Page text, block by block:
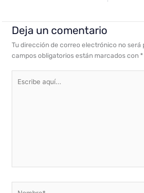
Deja un comentario
Tu dirección de correo electrónico no será
campos obligatorios están marcados con *
aquí...